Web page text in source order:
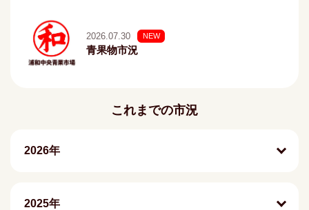
2026.07.30 NEW
青果物市況
これまでの市況
2026年
2025年